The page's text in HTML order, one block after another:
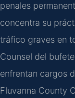
penales
concentra su
tráfico graves en
Counsel del
enfrentan cargos
Fluvanna County